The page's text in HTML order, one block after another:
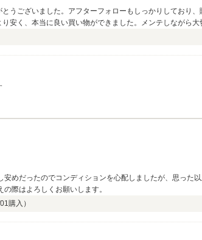
うございました。アフターフォローもしっかりしており
安く、本当に良い買い物ができました。メンテしながら
めだったのでコンディションを心配しましたが、思った
際はよろしくお願いします。
購入）